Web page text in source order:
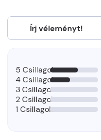
Írj véleményt!
5 Csillagok
4 Csillagok
3 Csillagok
2 Csillagok
1 Csillagok